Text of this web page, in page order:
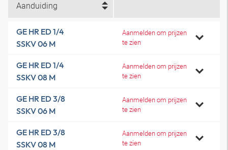
Aanduiding
GE HR ED 1/4
SSKV 06 M
Aanmelden om prijzen
te zien
GE HR ED 1/4
SSKV 08 M
Aanmelden om prijzen
te zien
GE HR ED 3/8
SSKV 06 M
Aanmelden om prijzen
te zien
GE HR ED 3/8
SSKV 08 M
Aanmelden om prijzen
te zien